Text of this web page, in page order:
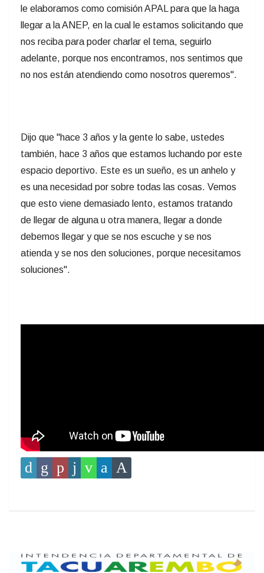
le elaboramos como comisión APAL para que la haga
llegar a la ANEP, en la cual le estamos solicitando que
nos reciba para poder charlar el tema, seguirlo
adelante, porque nos encontramos, nos sentimos que
no nos están atendiendo como nosotros queremos".
Dijo que "hace 3 años y la gente lo sabe, ustedes
también, hace 3 años que estamos luchando por este
espacio deportivo. Este es un sueño, es un anhelo y
es una necesidad por sobre todas las cosas. Vemos
que esto viene demasiado lento, estamos tratando
de llegar de alguna u otra manera, llegar a donde
debemos llegar y que se nos escuche y se nos
atienda y se nos den soluciones, porque necesitamos
soluciones".